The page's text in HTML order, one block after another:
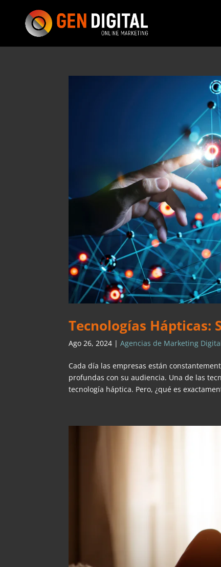
Tecnologías Hápticas:
Ago 26, 2024 |Agencias de Marketing
Cada día las empresas están
profundas con su audiencia. Una de las
tecnología háptica. Pero, ¿qué es